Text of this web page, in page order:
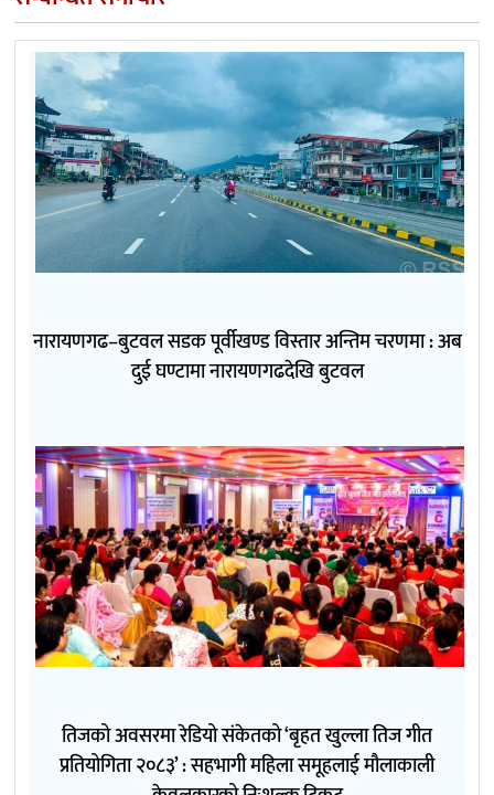
नारायणगढ–बुटवल सडक पूर्वीखण्ड विस्तार अन्तिम चरणमा : अब
दुई घण्टामा नारायणगढदेखि बुटवल
तिजको अवसरमा रेडियो संकेतको ‘बृहत खुल्ला तिज गीत
प्रतियोगिता २०८३’ : सहभागी महिला समूहलाई मौलाकाली